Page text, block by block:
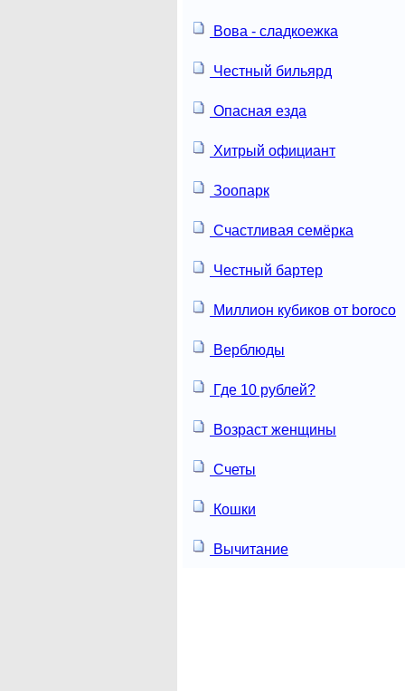
Вова - сладкоежка
Честный бильярд
Опасная езда
Хитрый официант
Зоопарк
Счастливая семёрка
Честный бартер
Миллион кубиков от boroco
Верблюды
Где 10 рублей?
Возраст женщины
Счеты
Кошки
Вычитание